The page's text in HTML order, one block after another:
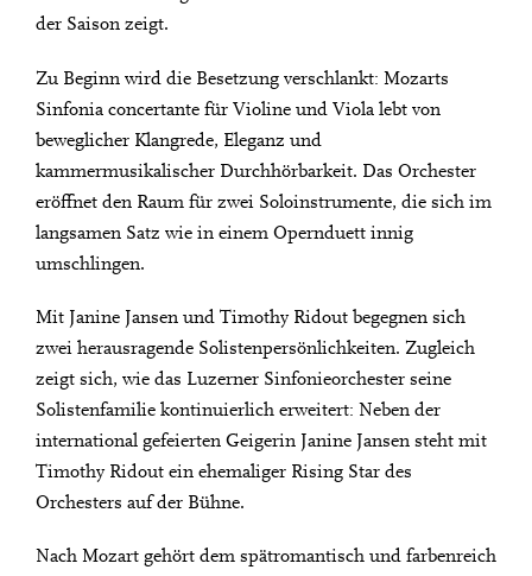
der Saison zeigt.
Zu Beginn wird die Besetzung verschlankt: Mozarts
Sinfonia concertante für Violine und Viola lebt von
beweglicher Klangrede, Eleganz und
kammermusikalischer Durchhörbarkeit. Das Orchester
eröffnet den Raum für zwei Soloinstrumente, die sich im
langsamen Satz wie in einem Opernduett innig
umschlingen.
Mit Janine Jansen und Timothy Ridout begegnen sich
zwei herausragende Solistenpersönlichkeiten. Zugleich
zeigt sich, wie das Luzerner Sinfonieorchester seine
Solistenfamilie kontinuierlich erweitert: Neben der
international gefeierten Geigerin Janine Jansen steht mit
Timothy Ridout ein ehemaliger Rising Star des
Orchesters auf der Bühne.
Nach Mozart gehört dem spätromantisch und farbenreich